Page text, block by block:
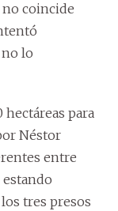
coincide
lo
para
Néstor
entre
tres presos